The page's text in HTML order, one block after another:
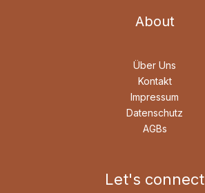
About
Über Uns
Kontakt
Impressum
Datenschutz
AGBs
Let's connect